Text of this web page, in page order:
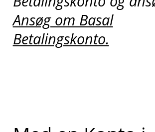
Ansøg om Basal
Betalingskonto.